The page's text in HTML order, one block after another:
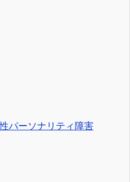
パーソナリティ障害